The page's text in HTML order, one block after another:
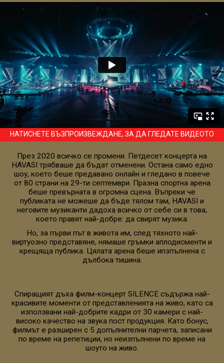
НАТИСНЕТЕ ВЪЗПРОИЗВЕЖДАНЕ, ЗА ДА ГЛЕДАТЕ ВИДЕОТО
През 2020 всичко се промени. Петдесет концерта на
HAVASI трябваше да бъдат отменени. Остана само едно
шоу, което беше предавано онлайн и гледано в повече
от 80 страни на 29-ти септември. Празна спортна арена
беше превърната в огромна сцена. Въпреки че
публиката не можеше да бъде тялом там, HAVASI и
неговите музиканти дадоха всичко от себе си в това,
което правят най-добре: да свирят музика.
Но, за първи път в живота им, след тяхното най-
виртуозно представяне, нямаше гръмки аплодисменти и
крещяща публика. Цялата арена беше ипзпълнена с
дълбока тишина.
Спиращият дъха филм-концерт SILENCE съдържа най-
красивите моменти от представленията на живо, като са
използвани най-добрите кадри от 30 камери с най-
високо качество на звука пост продукция. Като бонус,
филмът е разширен с 5 допълнителни парчета, записани
по време на репетиции, но неизпълнени по време на
шоуто на живо.